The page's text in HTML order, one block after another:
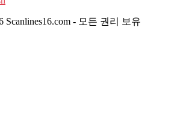
Scanlines16.com - 모든 권리 보유